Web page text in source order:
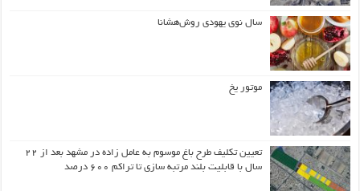
سال نوی یهودی روش‌هشانا
موتور یخ
تعیین تکلیف طرح باغ موسوم به عامل زاده در مشهد بعد از ۲۲
سال با قابلیت بلند مرتبه سازی تا تراکم ۶۰۰ درصد